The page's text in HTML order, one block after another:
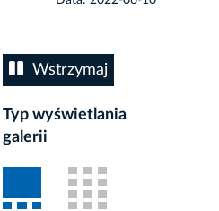
Wstrzymaj
Typ wyświetlania
galerii